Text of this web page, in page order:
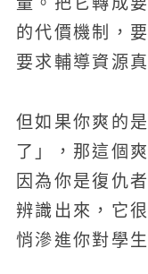
的代價機制，
要求輔導資源
但如果你爽的
了」，那這個
因為你是復仇
辨識出來，它
悄滲進你對學